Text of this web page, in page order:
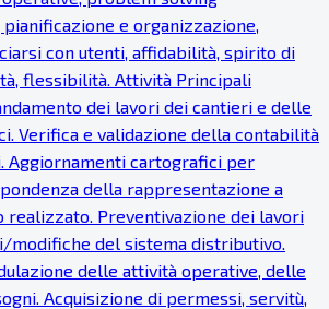
e organizzazione,
con utenti, affidabilità, spirito di
flessibilità. Attività Principali
dei lavori dei cantieri e delle
Verifica e validazione della contabilità
Aggiornamenti cartografici per
della rappresentazione a
realizzato. Preventivazione dei lavori
modifiche del sistema distributivo.
delle attività operative, delle
Acquisizione di permessi, servitù,